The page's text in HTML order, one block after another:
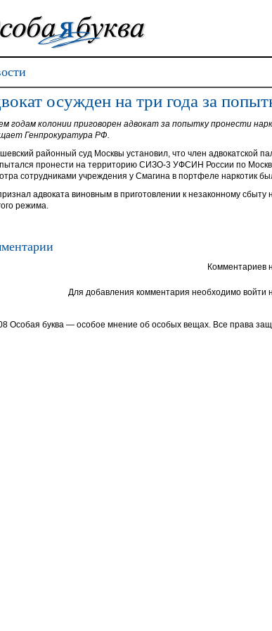
осужден на три года за
годам колонии приговорен адвокат за попытку пронести
Генпрокуратура РФ.
районный суд Москвы установил, что член адвокатской
пронести на территорию СИЗО-3 УФСИН России по
сотрудниками учреждения у Смагина в портфеле наркотик
адвоката виновным в приготовлении к незаконному сбыту
режима.
Комментариев
Для добавления комментария необходимо войти
Особая буква — особое мнение об особых вещах. Все права